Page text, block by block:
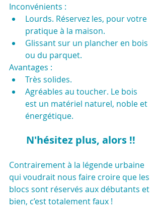
Inconvénients :
Lourds. Réservez les, pour votre
pratique à la maison.
Glissant sur un plancher en bois
ou du parquet.
Avantages :
Très solides.
Agréables au toucher. Le bois
est un matériel naturel, noble et
énergétique.
N'hésitez plus, alors !!
Contrairement à la légende urbaine
qui voudrait nous faire croire que les
blocs sont réservés aux débutants et
bien, c’est totalement faux !